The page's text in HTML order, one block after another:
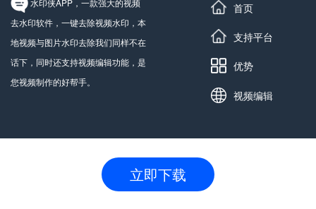
水印侠APP，一款强大的视频
去水印软件，一键去除视频水印，本
地视频与图片水印去除我们同样不在
话下，同时还支持视频编辑功能，是
您视频制作的好帮手。
首页
支持平台
优势
视频编辑
立即下载